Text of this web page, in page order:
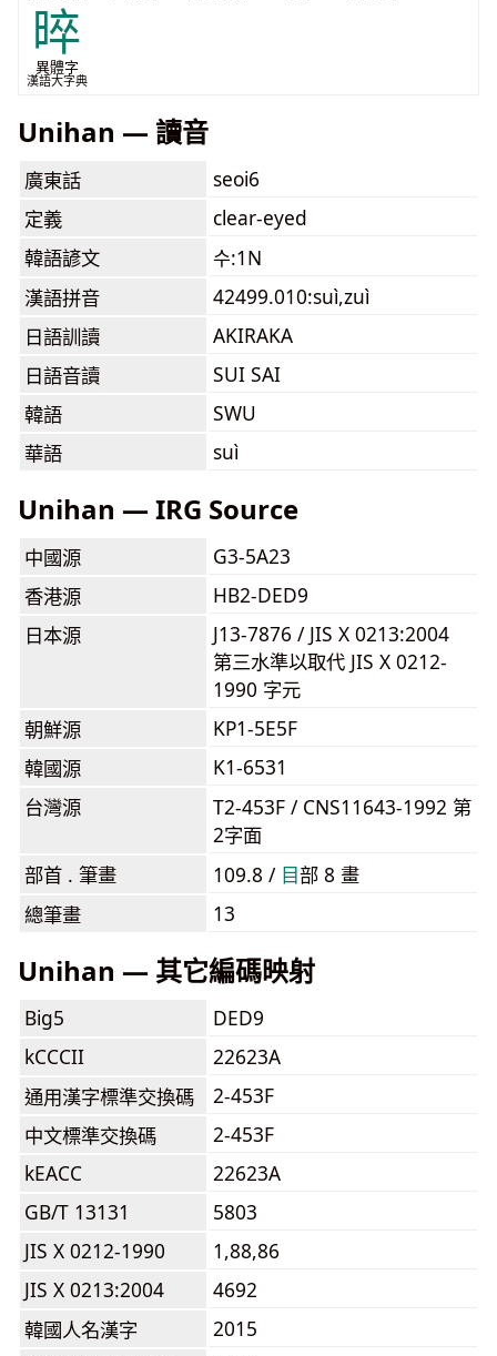
晬
異體字
漢語大字典
Unihan — 讀音
廣東話
seoi6
定義
clear-eyed
韓語諺文
수:1N
漢語拼音
42499.010:suì,zuì
日語訓讀
AKIRAKA
日語音讀
SUI SAI
韓語
SWU
華語
suì
Unihan — IRG Source
中國源
G3-5A23
香港源
HB2-DED9
日本源
J13-7876 / JIS X 0213:2004
第三水準以取代 JIS X 0212-
1990 字元
朝鮮源
KP1-5E5F
韓國源
K1-6531
台灣源
T2-453F / CNS11643-1992 第
2字面
部首 . 筆畫
109.8 / ⽬部 8 畫
總筆畫
13
Unihan — 其它編碼映射
Big5
DED9
kCCCII
22623A
通用漢字標準交換碼
2-453F
中文標準交換碼
2-453F
kEACC
22623A
GB/T 13131
5803
JIS X 0212-1990
1,88,86
JIS X 0213:2004
4692
韓國人名漢字
2015